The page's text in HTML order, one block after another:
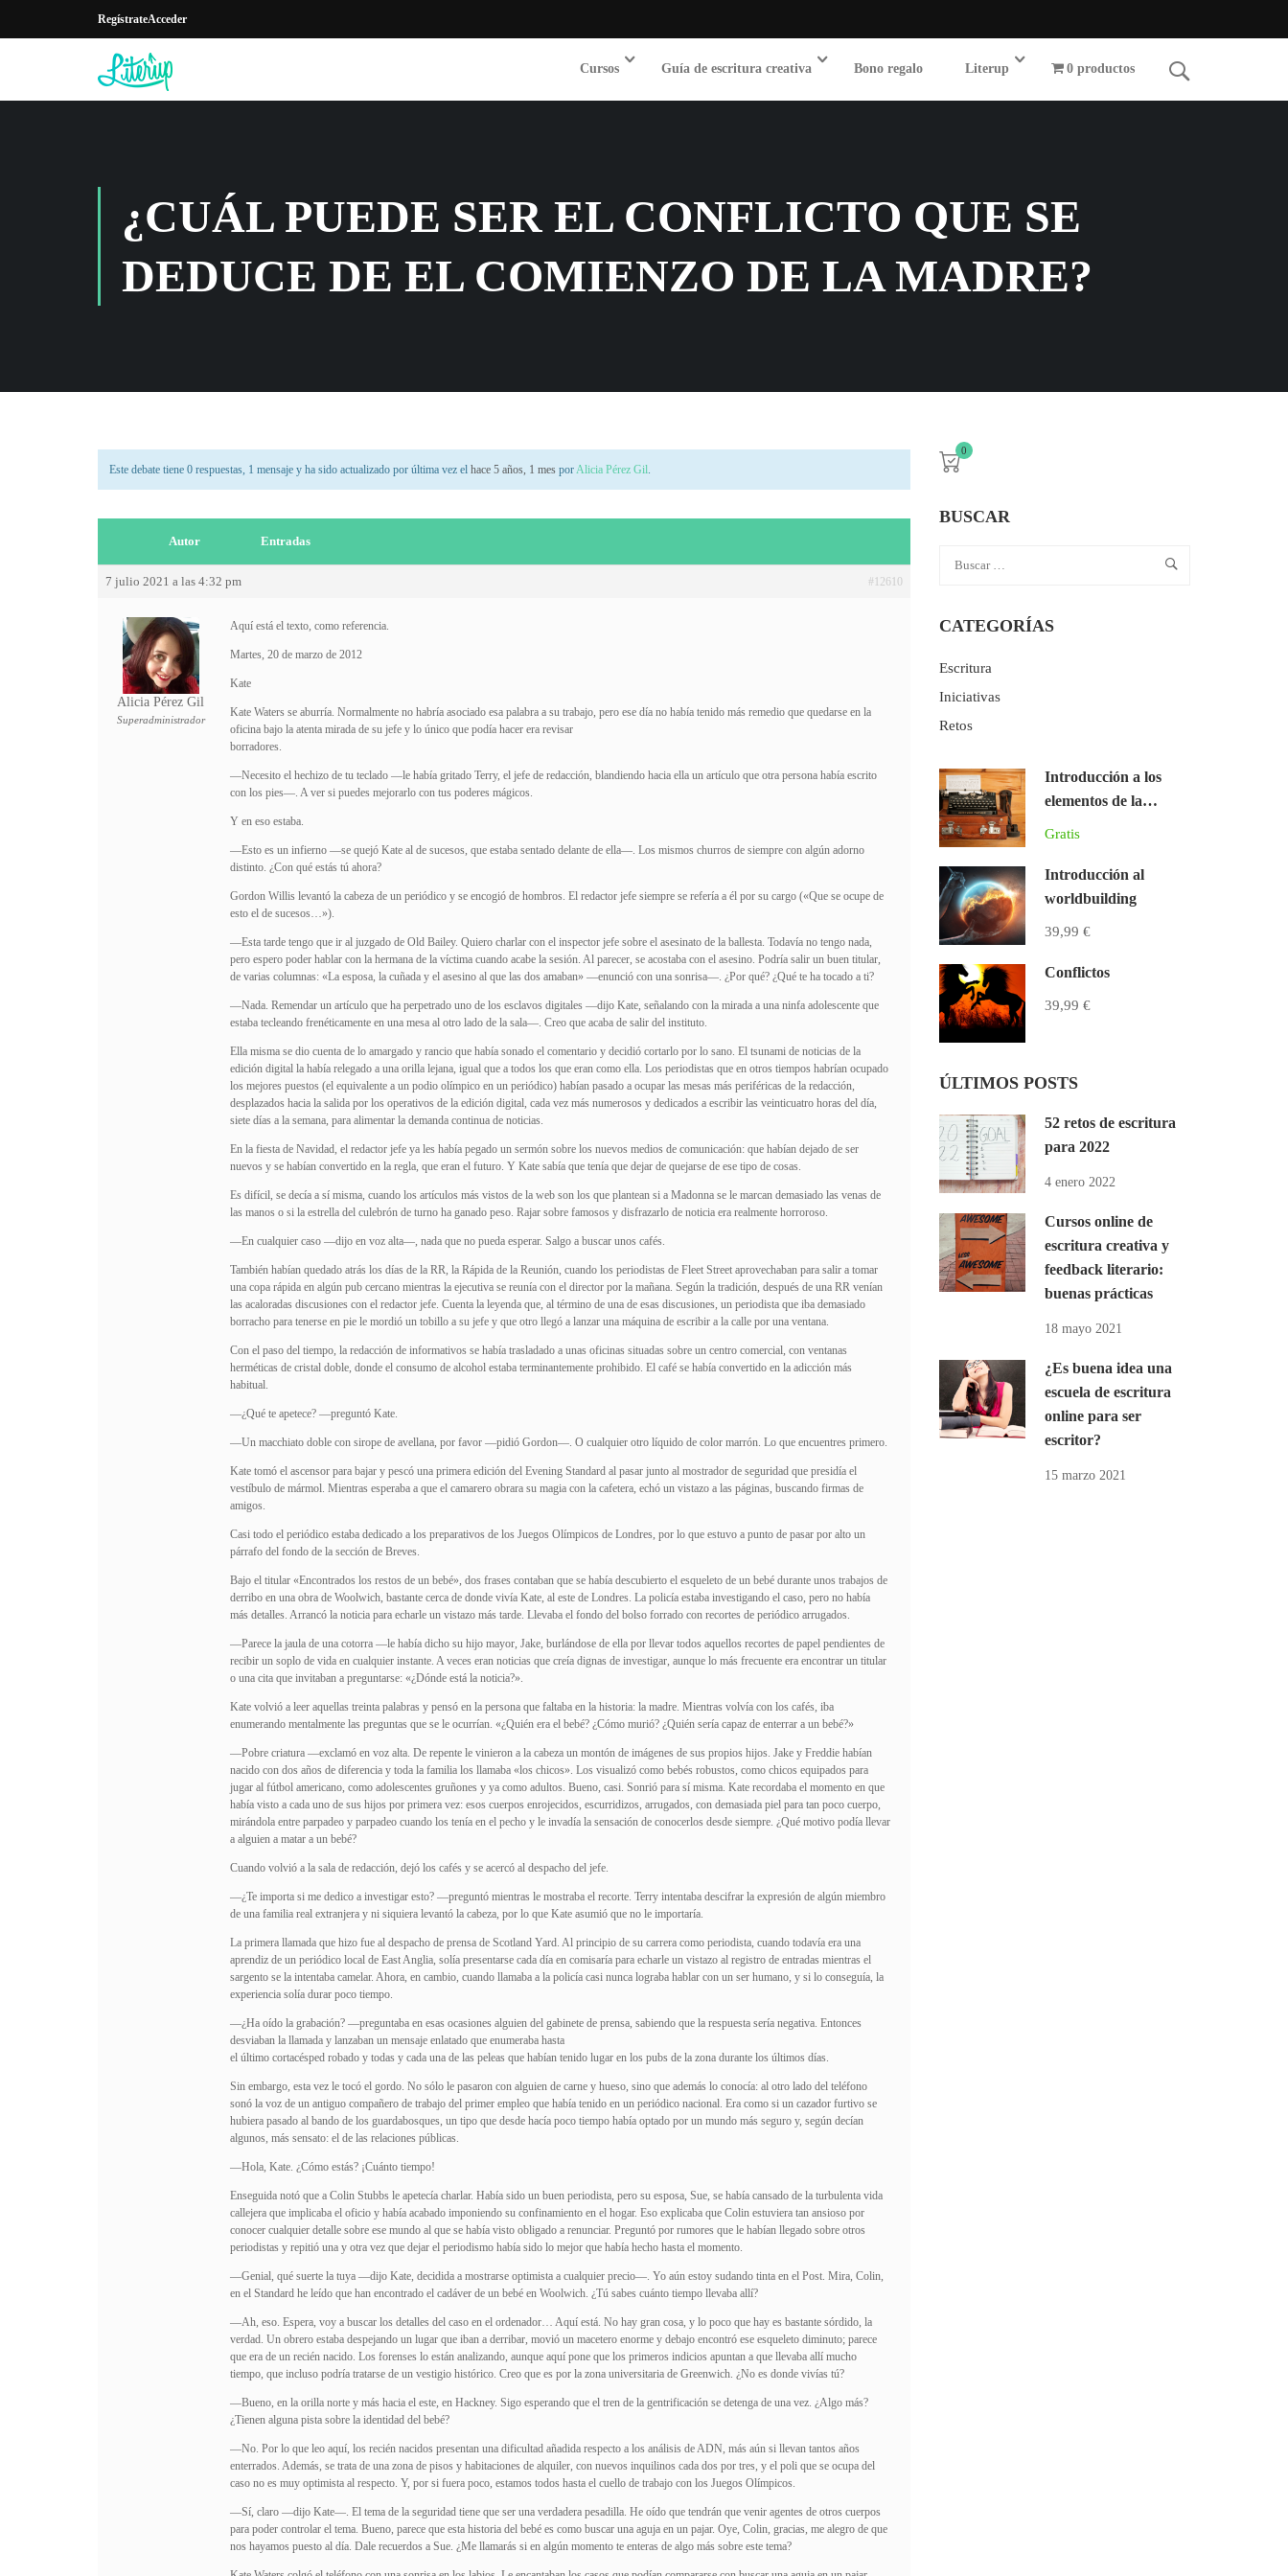
RegístrateAcceder
Cursos Guía de escritura creativa Bono regalo Literup 0 productos
¿CUÁL PUEDE SER EL CONFLICTO QUE SE
DEDUCE DE EL COMIENZO DE LA MADRE?
Este debate tiene 0 respuestas, 1 mensaje y ha sido actualizado por última vez el hace 5 años, 1 mes porAlicia Pérez Gil.
Autor Entradas
7 julio 2021 a las 4:32 pm #12610
Alicia Pérez Gil
Superadministrador
Aquí está el texto, como referencia.
Martes, 20 de marzo de 2012
Kate
Kate Waters se aburría. Normalmente no habría asociado esa palabra a su trabajo, pero ese día no había tenido más remedio que quedarse en la
oficina bajo la atenta mirada de su jefe y lo único que podía hacer era revisar
borradores.
—Necesito el hechizo de tu teclado —le había gritado Terry, el jefe de redacción, blandiendo hacia ella un artículo que otra persona había escrito
con los pies—. A ver si puedes mejorarlo con tus poderes mágicos.
Y en eso estaba.
—Esto es un infierno —se quejó Kate al de sucesos, que estaba sentado delante de ella—. Los mismos churros de siempre con algún adorno
distinto. ¿Con qué estás tú ahora?
Gordon Willis levantó la cabeza de un periódico y se encogió de hombros. El redactor jefe siempre se refería a él por su cargo («Que se ocupe de
esto el de sucesos…»).
—Esta tarde tengo que ir al juzgado de Old Bailey. Quiero charlar con el inspector jefe sobre el asesinato de la ballesta. Todavía no tengo nada,
pero espero poder hablar con la hermana de la víctima cuando acabe la sesión. Al parecer, se acostaba con el asesino. Podría salir un buen titular,
de varias columnas: «La esposa, la cuñada y el asesino al que las dos amaban» —enunció con una sonrisa—. ¿Por qué? ¿Qué te ha tocado a ti?
—Nada. Remendar un artículo que ha perpetrado uno de los esclavos digitales —dijo Kate, señalando con la mirada a una ninfa adolescente que
estaba tecleando frenéticamente en una mesa al otro lado de la sala—. Creo que acaba de salir del instituto.
Ella misma se dio cuenta de lo amargado y rancio que había sonado el comentario y decidió cortarlo por lo sano. El tsunami de noticias de la
edición digital la había relegado a una orilla lejana, igual que a todos los que eran como ella. Los periodistas que en otros tiempos habrían ocupado
los mejores puestos (el equivalente a un podio olímpico en un periódico) habían pasado a ocupar las mesas más periféricas de la redacción,
desplazados hacia la salida por los operativos de la edición digital, cada vez más numerosos y dedicados a escribir las veinticuatro horas del día,
siete días a la semana, para alimentar la demanda continua de noticias.
En la fiesta de Navidad, el redactor jefe ya les había pegado un sermón sobre los nuevos medios de comunicación: que habían dejado de ser
nuevos y se habían convertido en la regla, que eran el futuro. Y Kate sabía que tenía que dejar de quejarse de ese tipo de cosas.
Es difícil, se decía a sí misma, cuando los artículos más vistos de la web son los que plantean si a Madonna se le marcan demasiado las venas de
las manos o si la estrella del culebrón de turno ha ganado peso. Rajar sobre famosos y disfrazarlo de noticia era realmente horroroso.
—En cualquier caso —dijo en voz alta—, nada que no pueda esperar. Salgo a buscar unos cafés.
También habían quedado atrás los días de la RR, la Rápida de la Reunión, cuando los periodistas de Fleet Street aprovechaban para salir a tomar
una copa rápida en algún pub cercano mientras la ejecutiva se reunía con el director por la mañana. Según la tradición, después de una RR venían
las acaloradas discusiones con el redactor jefe. Cuenta la leyenda que, al término de una de esas discusiones, un periodista que iba demasiado
borracho para tenerse en pie le mordió un tobillo a su jefe y que otro llegó a lanzar una máquina de escribir a la calle por una ventana.
Con el paso del tiempo, la redacción de informativos se había trasladado a unas oficinas situadas sobre un centro comercial, con ventanas
herméticas de cristal doble, donde el consumo de alcohol estaba terminantemente prohibido. El café se había convertido en la adicción más
habitual.
—¿Qué te apetece? —preguntó Kate.
—Un macchiato doble con sirope de avellana, por favor —pidió Gordon—. O cualquier otro líquido de color marrón. Lo que encuentres primero.
Kate tomó el ascensor para bajar y pescó una primera edición del Evening Standard al pasar junto al mostrador de seguridad que presidía el
vestíbulo de mármol. Mientras esperaba a que el camarero obrara su magia con la cafetera, echó un vistazo a las páginas, buscando firmas de
amigos.
Casi todo el periódico estaba dedicado a los preparativos de los Juegos Olímpicos de Londres, por lo que estuvo a punto de pasar por alto un
párrafo del fondo de la sección de Breves.
Bajo el titular «Encontrados los restos de un bebé», dos frases contaban que se había descubierto el esqueleto de un bebé durante unos trabajos de
derribo en una obra de Woolwich, bastante cerca de donde vivía Kate, al este de Londres. La policía estaba investigando el caso, pero no había
más detalles. Arrancó la noticia para echarle un vistazo más tarde. Llevaba el fondo del bolso forrado con recortes de periódico arrugados.
—Parece la jaula de una cotorra —le había dicho su hijo mayor, Jake, burlándose de ella por llevar todos aquellos recortes de papel pendientes de
recibir un soplo de vida en cualquier instante. A veces eran noticias que creía dignas de investigar, aunque lo más frecuente era encontrar un titular
o una cita que invitaban a preguntarse: «¿Dónde está la noticia?».
Kate volvió a leer aquellas treinta palabras y pensó en la persona que faltaba en la historia: la madre. Mientras volvía con los cafés, iba
enumerando mentalmente las preguntas que se le ocurrían. «¿Quién era el bebé? ¿Cómo murió? ¿Quién sería capaz de enterrar a un bebé?»
—Pobre criatura —exclamó en voz alta. De repente le vinieron a la cabeza un montón de imágenes de sus propios hijos. Jake y Freddie habían
nacido con dos años de diferencia y toda la familia los llamaba «los chicos». Los visualizó como bebés robustos, como chicos equipados para
jugar al fútbol americano, como adolescentes gruñones y ya como adultos. Bueno, casi. Sonrió para sí misma. Kate recordaba el momento en que
había visto a cada uno de sus hijos por primera vez: esos cuerpos enrojecidos, escurridizos, arrugados, con demasiada piel para tan poco cuerpo,
mirándola entre parpadeo y parpadeo cuando los tenía en el pecho y le invadía la sensación de conocerlos desde siempre. ¿Qué motivo podía llevar
a alguien a matar a un bebé?
Cuando volvió a la sala de redacción, dejó los cafés y se acercó al despacho del jefe.
—¿Te importa si me dedico a investigar esto? —preguntó mientras le mostraba el recorte. Terry intentaba descifrar la expresión de algún miembro
de una familia real extranjera y ni siquiera levantó la cabeza, por lo que Kate asumió que no le importaría.
La primera llamada que hizo fue al despacho de prensa de Scotland Yard. Al principio de su carrera como periodista, cuando todavía era una
aprendiz de un periódico local de East Anglia, solía presentarse cada día en comisaría para echarle un vistazo al registro de entradas mientras el
sargento se la intentaba camelar. Ahora, en cambio, cuando llamaba a la policía casi nunca lograba hablar con un ser humano, y si lo conseguía, la
experiencia solía durar poco tiempo.
—¿Ha oído la grabación? —preguntaba en esas ocasiones alguien del gabinete de prensa, sabiendo que la respuesta sería negativa. Entonces
desviaban la llamada y lanzaban un mensaje enlatado que enumeraba hasta
el último cortacésped robado y todas y cada una de las peleas que habían tenido lugar en los pubs de la zona durante los últimos días.
Sin embargo, esta vez le tocó el gordo. No sólo le pasaron con alguien de carne y hueso, sino que además lo conocía: al otro lado del teléfono
sonó la voz de un antiguo compañero de trabajo del primer empleo que había tenido en un periódico nacional. Era como si un cazador furtivo se
hubiera pasado al bando de los guardabosques, un tipo que desde hacía poco tiempo había optado por un mundo más seguro y, según decían
algunos, más sensato: el de las relaciones públicas.
—Hola, Kate. ¿Cómo estás? ¡Cuánto tiempo!
Enseguida notó que a Colin Stubbs le apetecía charlar. Había sido un buen periodista, pero su esposa, Sue, se había cansado de la turbulenta vida
callejera que implicaba el oficio y había acabado imponiendo su confinamiento en el hogar. Eso explicaba que Colin estuviera tan ansioso por
conocer cualquier detalle sobre ese mundo al que se había visto obligado a renunciar. Preguntó por rumores que le habían llegado sobre otros
periodistas y repitió una y otra vez que dejar el periodismo había sido lo mejor que había hecho hasta el momento.
—Genial, qué suerte la tuya —dijo Kate, decidida a mostrarse optimista a cualquier precio—. Yo aún estoy sudando tinta en el Post. Mira, Colin,
en el Standard he leído que han encontrado el cadáver de un bebé en Woolwich. ¿Tú sabes cuánto tiempo llevaba allí?
—Ah, eso. Espera, voy a buscar los detalles del caso en el ordenador… Aquí está. No hay gran cosa, y lo poco que hay es bastante sórdido, la
verdad. Un obrero estaba despejando un lugar que iban a derribar, movió un macetero enorme y debajo encontró ese esqueleto diminuto; parece
que era de un recién nacido. Los forenses lo están analizando, aunque aquí pone que los primeros indicios apuntan a que llevaba allí mucho
tiempo, que incluso podría tratarse de un vestigio histórico. Creo que es por la zona universitaria de Greenwich. ¿No es donde vivías tú?
—Bueno, en la orilla norte y más hacia el este, en Hackney. Sigo esperando que el tren de la gentrificación se detenga de una vez. ¿Algo más?
¿Tienen alguna pista sobre la identidad del bebé?
—No. Por lo que leo aquí, los recién nacidos presentan una dificultad añadida respecto a los análisis de ADN, más aún si llevan tantos años
enterrados. Además, se trata de una zona de pisos y habitaciones de alquiler, con nuevos inquilinos cada dos por tres, y el poli que se ocupa del
caso no es muy optimista al respecto. Y, por si fuera poco, estamos todos hasta el cuello de trabajo con los Juegos Olímpicos.
—Sí, claro —dijo Kate—. El tema de la seguridad tiene que ser una verdadera pesadilla. He oído que tendrán que venir agentes de otros cuerpos
para poder controlar el tema. Bueno, parece que esta historia del bebé es como buscar una aguja en un pajar. Oye, Colin, gracias, me alegro de que
nos hayamos puesto al día. Dale recuerdos a Sue. ¿Me llamarás si en algún momento te enteras de algo más sobre este tema?
0
BUSCAR
CATEGORÍAS
Escritura
Iniciativas
Retos
Introducción a los
elementos de la
Gratis
Introducción al
worldbuilding
39,99 €
Conflictos
39,99 €
ÚLTIMOS POSTS
52 retos de escritura
para 2022
4 enero 2022
Cursos online de
escritura creativa y
feedback literario:
buenas prácticas
18 mayo 2021
¿Es buena idea una
escuela de escritura
online para ser
escritor?
15 marzo 2021